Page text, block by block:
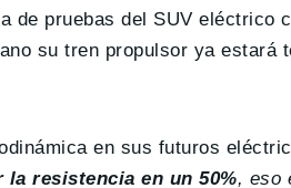
de pruebas del SUV eléctrico
su tren propulsor ya estará
en sus futuros
la resistencia en un 50%, eso